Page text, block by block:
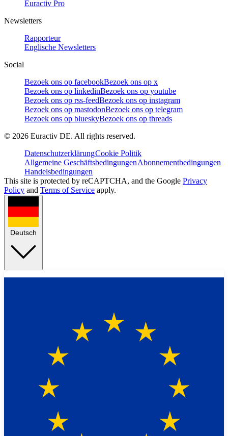
Euractiv Pro
Newsletters
Rapporteur
Englische Newsletters
Social
Bezoek ons op facebookBezoek ons op x
Bezoek ons op linkedinBezoek ons op youtube
Bezoek ons op rss-feedBezoek ons op instagram
Bezoek ons op mastodonBezoek ons op telegram
Bezoek ons op blueskyBezoek ons op threads
© 2026 Euractiv DE. All rights reserved.
DatenschutzerklärungCookie Politik
Allgemeine GeschäftsbedingungenAbonnementbedingungen
Handelsbedingungen
This site is protected by reCAPTCHA, and the Google Privacy
Policy and Terms of Service apply.
Deutsch